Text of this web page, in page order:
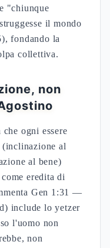
"chiunque
il mondo
fondando la
collettiva.
non
ogni essere
(inclinazione al
al bene)
eredita di
Gen 1:31 —
include lo yetzer
l'uomo non
non